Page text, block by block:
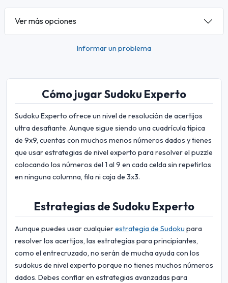
Ver más opciones
Informar un problema
Cómo jugar Sudoku Experto
Sudoku Experto ofrece un nivel de resolución de acertijos
ultra desafiante. Aunque sigue siendo una cuadrícula típica
de 9x9, cuentas con muchos menos números dados y tienes
que usar estrategias de nivel experto para resolver el puzzle
colocando los números del 1 al 9 en cada celda sin repetirlos
en ninguna columna, fila ni caja de 3x3.
Estrategias de Sudoku Experto
Aunque puedes usar cualquierestrategia de Sudoku para
resolver los acertijos, las estrategias para principiantes,
como el entrecruzado, no serán de mucha ayuda con los
sudokus de nivel experto porque no tienes muchos números
dados. Debes confiar en estrategias avanzadas para